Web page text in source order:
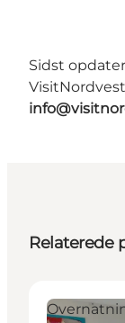
Sidst
Relaterede